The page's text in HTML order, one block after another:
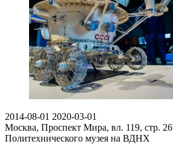
2014-08-01 2020-03-01
Москва, Проспект Мира, вл. 119, стр. 26
Политехнического музея на ВДНХ